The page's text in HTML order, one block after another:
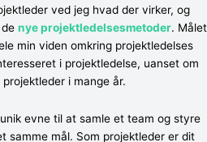
ved jeg hvad der virker, og
nye projektledelsesmetoder. Målet
min viden omkring projektledelses
i projektledelse, uanset om
i mange år.
evne til at samle et team og styre
samme mål. Som projektleder er dit